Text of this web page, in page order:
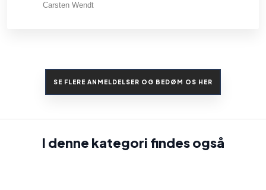
Carsten Wendt
SE FLERE ANMELDELSER OG BEDØM OS HER​
I denne kategori findes også​